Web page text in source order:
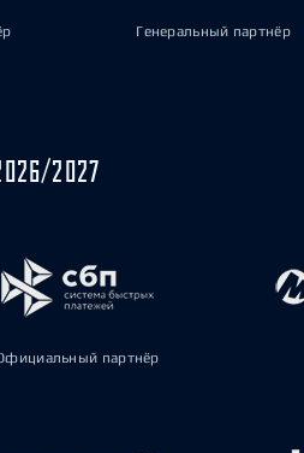
Генеральный партнёр
2027
партнёр